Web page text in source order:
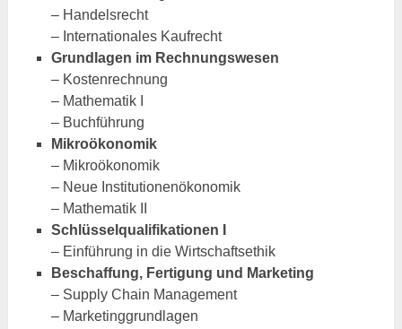
– Handelsrecht
– Internationales Kaufrecht
Grundlagen im Rechnungswesen
– Kostenrechnung
– Mathematik I
– Buchführung
Mikroökonomik
– Mikroökonomik
– Neue Institutionenökonomik
– Mathematik II
Schlüsselqualifikationen I
– Einführung in die Wirtschaftsethik
Beschaffung, Fertigung und Marketing
– Supply Chain Management
– Marketinggrundlagen